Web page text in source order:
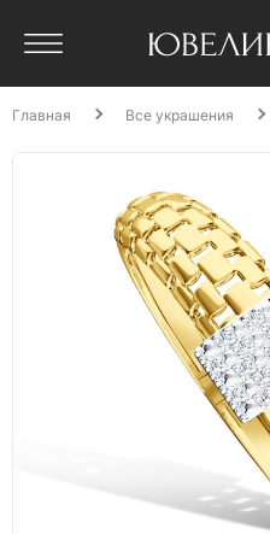
Главная Все украшения